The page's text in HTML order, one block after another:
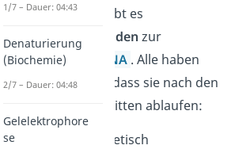
In der Gentechnik gibt es
verschiedene
Methoden zur
Veränderung der
DNA . Alle haben
jedoch gemeinsam, dass sie nach den
Schritten ablaufen:
Herstellung
genetisch
1/7 – Dauer: 04:43
Denaturierung
(Biochemie)
2/7 – Dauer: 04:48
Gelelektrophore
se